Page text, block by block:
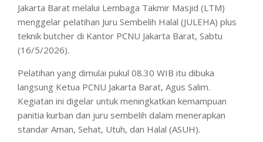
Jakarta Barat melalui Lembaga Takmir Masjid (LTM)
menggelar pelatihan Juru Sembelih Halal (JULEHA) plus
teknik butcher di Kantor PCNU Jakarta Barat, Sabtu
(16/5/2026).
Pelatihan yang dimulai pukul 08.30 WIB itu dibuka
langsung Ketua PCNU Jakarta Barat, Agus Salim.
Kegiatan ini digelar untuk meningkatkan kemampuan
panitia kurban dan juru sembelih dalam menerapkan
standar Aman, Sehat, Utuh, dan Halal (ASUH).